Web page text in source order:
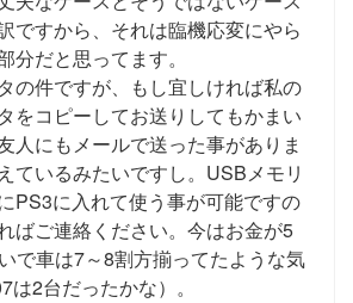
ですから、それは臨機応変にやら
分だと思ってます。
の件ですが、もし宜しければ私の
をコピーしてお送りしてもかまい
人にもメールで送った事がありま
ているみたいですし。USBメモリ
PS3に入れて使う事が可能ですの
ばご連絡ください。今はお金が5
で車は7～8割方揃ってたような気
2台だったかな）。